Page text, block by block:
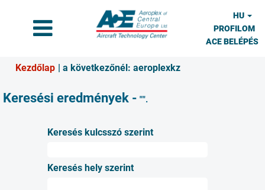
HU
PROFILOM
ACE BELÉPÉS
Kezdőlap | a következőnél: aeroplexkz(aktuális
Keresési eredmények - "".
Keresés kulcsszó szerint
Keresés hely szerint